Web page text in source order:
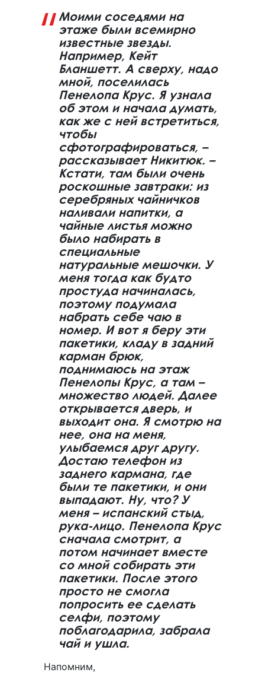
Моими соседями на
этаже были всемирно
известные звезды.
Например, Кейт
Бланшетт. А сверху, надо
мной, поселилась
Пенелопа Крус. Я узнала
об этом и начала думать,
как же с ней встретиться,
чтобы
сфотографироваться, –
рассказывает Никитюк. –
Кстати, там были очень
роскошные завтраки: из
серебряных чайничков
наливали напитки, а
чайные листья можно
было набирать в
специальные
натуральные мешочки. У
меня тогда как будто
простуда начиналась,
поэтому подумала
набрать себе чаю в
номер. И вот я беру эти
пакетики, кладу в задний
карман брюк,
поднимаюсь на этаж
Пенелопы Крус, а там –
множество людей. Далее
открывается дверь, и
выходит она. Я смотрю на
нее, она на меня,
улыбаемся друг другу.
Достаю телефон из
заднего кармана, где
были те пакетики, и они
выпадают. Ну, что? У
меня – испанский стыд,
рука-лицо. Пенелопа Крус
сначала смотрит, а
потом начинает вместе
со мной собирать эти
пакетики. После этого
просто не смогла
попросить ее сделать
селфи, поэтому
поблагодарила, забрала
чай и ушла.
Напомним,